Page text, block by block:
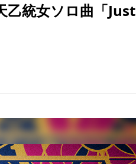
乙統女ソロ曲「Just